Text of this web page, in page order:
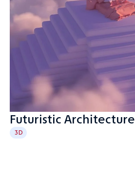
Futuristic Architecture
3D